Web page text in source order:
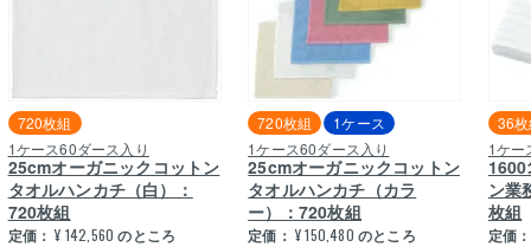
720枚組
1ケース60ダース入り
25cmオーガニックコットン
タオルハンカチ（白）：
720枚組
定価： ¥ 142,560 のところ
720枚組
1ケース
1ケース60ダース入り
25cmオーガニックコットン
タオルハンカチ（カラ
ー）：720枚組
定価： ¥ 150,480 のところ
36
1ケー
ン業
枚組
定価：